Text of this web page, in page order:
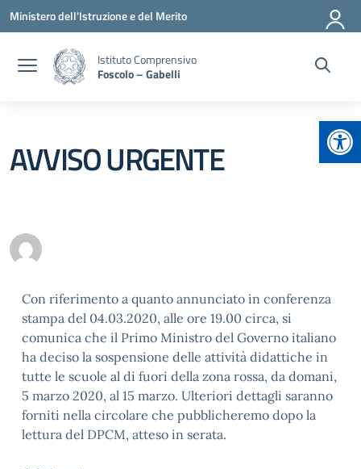
Vai ai contenuti
Vai al menu di navigazione
Vai al footer
Ministero dell'Istruzione e del Merito
Istituto Comprensivo
Foscolo – Gabelli
AVVISO URGENTE
Con riferimento a quanto annunciato in conferenza
stampa del 04.03.2020, alle ore 19.00 circa, si
comunica che il Primo Ministro del Governo italiano
ha deciso la sospensione delle attività didattiche in
tutte le scuole al di fuori della zona rossa, da domani,
5 marzo 2020, al 15 marzo. Ulteriori dettagli saranno
forniti nella circolare che pubblicheremo dopo la
lettura del DPCM, atteso in serata.